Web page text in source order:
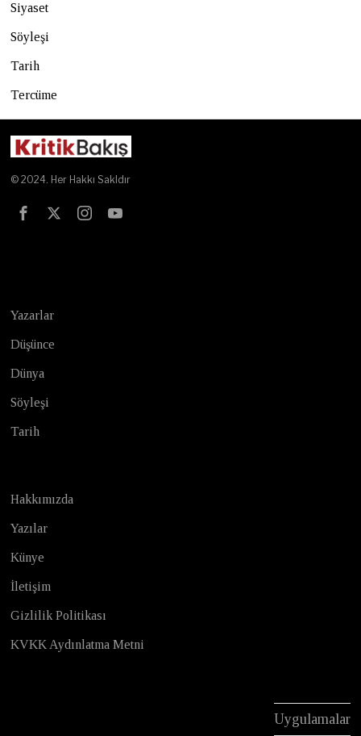
Siyaset
Söyleşi
Tarih
Tercüme
© 2024. Her Hakkı Sakldır
Yazarlar
Düşünce
Dünya
Söyleşi
Tarih
Hakkımızda
Yazılar
Künye
İletişim
Gizlilik Politikası
KVKK Aydınlatma Metni
Uygulamalar